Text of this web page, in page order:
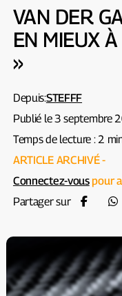
VAN DER
EN MIEUX
»
Depuis:STEFFF
Publié le 3 septembre
Temps de lecture : 2
ARTICLE ARCHIVÉ -
Connectez-vouspour
Partager sur